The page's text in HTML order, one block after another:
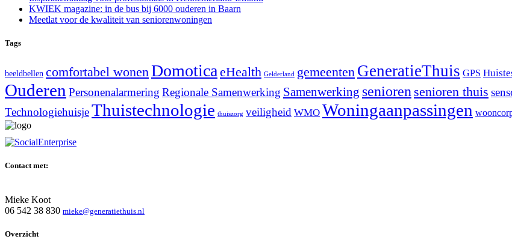
KWIEK magazine: in de bus bij 6000 ouderen in Baarn
Meetlat voor de kwaliteit van seniorenwoningen
Tags
beeldbellen comfortabel wonenDomotica eHealth Gelderland gemeenten GeneratieThuis GPS
Ouderen Personenalarmering Regionale Samenwerking Samenwerking senioren senioren thuis
TechnologiehuisjeThuistechnologie thuiszorg veiligheid WMO Woningaanpassingen
Contact met:
Mieke Koot
06 542 38 830 mieke@generatiethuis.nl
Overzicht